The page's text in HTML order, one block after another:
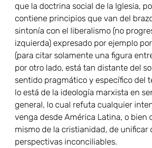
que la doctrina social de la Iglesia,
contiene principios que van del
sintonía con el liberalismo (no
izquierda) expresado por ejemplo
(para citar solamente una figura
por otro lado, está tan distante del
sentido pragmático y específico del
lo está de la ideología marxista en
general, lo cual refuta cualquier
venga desde América Latina, o bien
mismo de la cristianidad, de unificar
perspectivas inconciliables.